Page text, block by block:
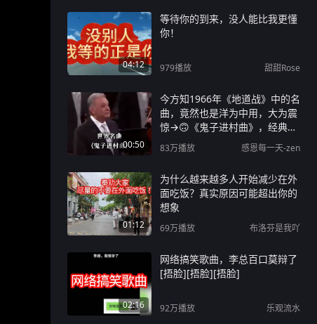
04:12
等待你的到来，没人能比我更懂
你！
979播放 甜甜Rose
00:50
今方知1966年《地道战》中的名
曲，竟然也是洋为中用，大为震
惊→🙃《鬼子进村曲》，经典名
曲震撼人心！
83万播放 感恩每一天-zen
01:12
为什么越来越多人开始减少在外
面吃饭？真实原因可能超出你的
想象
69万播放 布洛芬是我吖
02:16
网络搞笑歌曲，李总百口莫辩了
[捂脸][捂脸][捂脸]
92万播放 乐观流水